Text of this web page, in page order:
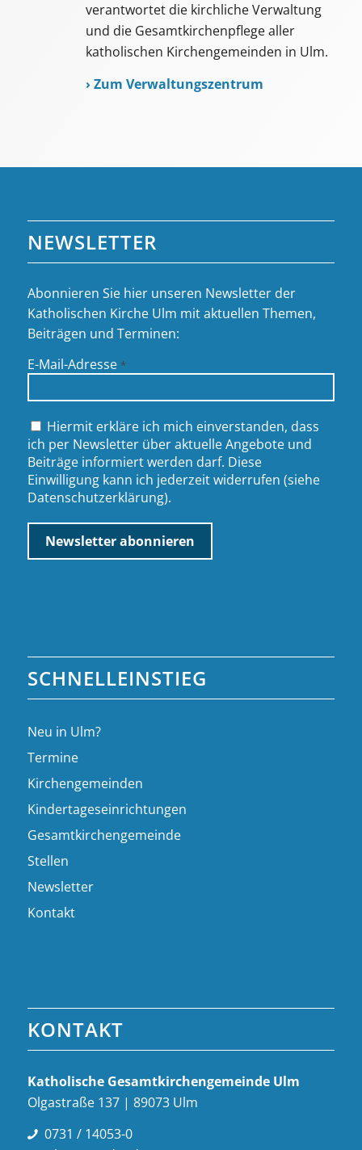
verantwortet die kirchliche Verwaltung
und die Gesamtkirchenpflege aller
katholischen Kirchengemeinden in Ulm.
› Zum Verwaltungszentrum
NEWSLETTER
Abonnieren Sie hier unseren Newsletter der
Katholischen Kirche Ulm mit aktuellen Themen,
Beiträgen und Terminen:
E-Mail-Adresse *
Hiermit erkläre ich mich einverstanden, dass
ich per Newsletter über aktuelle Angebote und
Beiträge informiert werden darf. Diese
Einwilligung kann ich jederzeit widerrufen (siehe
Datenschutzerklärung).
SCHNELLEINSTIEG
Neu in Ulm?
Termine
Kirchengemeinden
Kindertageseinrichtungen
Gesamtkirchengemeinde
Stellen
Newsletter
Kontakt
KONTAKT
Katholische Gesamt­kirchen­gemeinde Ulm
Olgastraße 137 | 89073 Ulm
0731 / 14053-0